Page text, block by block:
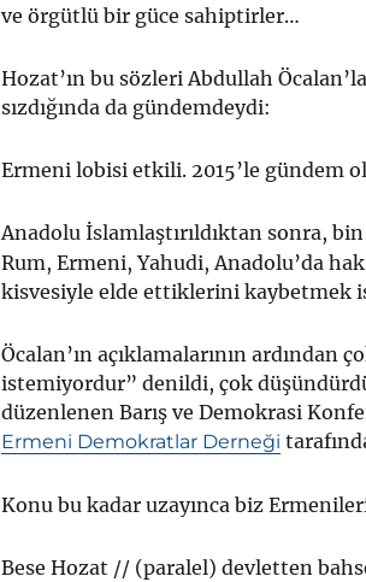
ve örgütlü bir güce sahiptirler…
Hozat’ın bu sözleri Abdullah
sızdığında da gündemdeydi:
Ermeni lobisi etkili. 2015’le gündem
Anadolu İslamlaştırıldıktan sonra, bin
Rum, Ermeni, Yahudi, Anadolu’da
kisvesiyle elde ettiklerini kaybetmek
Öcalan’ın açıklamalarının ardından
istemiyordur” denildi, çok
düzenlenen Barış ve Demokrasi
Ermeni Demokratlar Derneği
Konu bu kadar uzayınca biz
Bese Hozat // (paralel) devletten